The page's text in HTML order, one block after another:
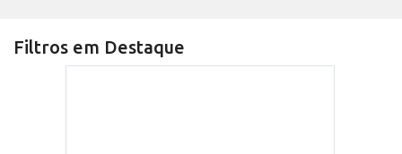
Filtros em Destaque